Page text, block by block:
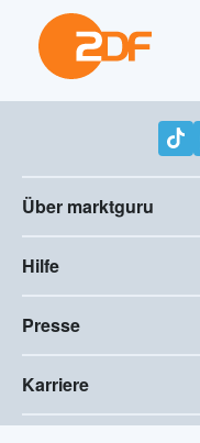
Über marktguru
Hilfe
Presse
Karriere